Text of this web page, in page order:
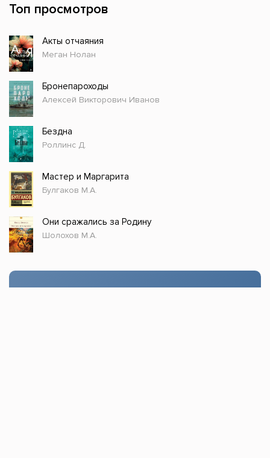
Топ просмотров
Акты отчаяния
Меган Нолан
Бронепароходы
Алексей Викторович Иванов
Бездна
Роллинс Д.
Мастер и Маргарита
Булгаков М.А.
Они сражались за Родину
Шолохов М.А.